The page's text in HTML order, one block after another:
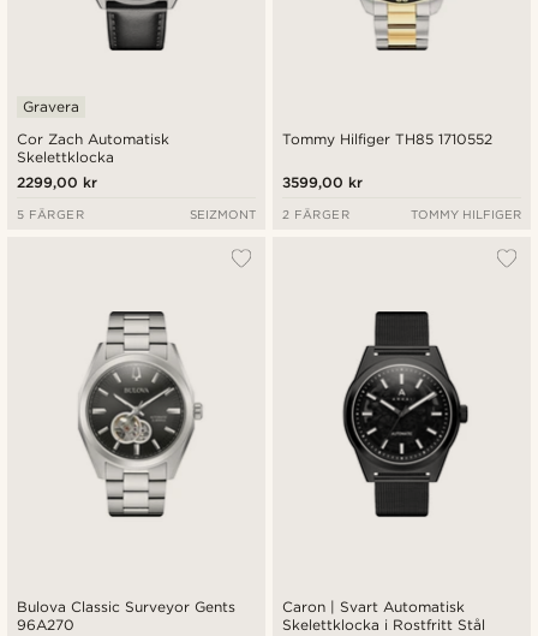
Cor Zach Automatisk
Skelettklocka
Gravera
2299,00 kr
5 FÄRGER SEIZMONT
Tommy Hilfiger TH85 1710552
3599,00 kr
2 FÄRGER TOMMY HILFIGER
Bulova Classic Surveyor Gents
96A270
Caron | Svart Automatisk
Skelettklocka i Rostfritt Stål